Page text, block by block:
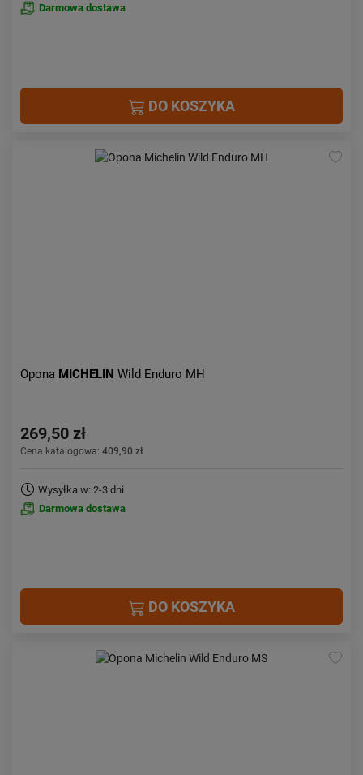
Darmowa dostawa
DO KOSZYKA
Opona MICHELIN Wild Enduro MH
269,50 zł
Cena katalogowa: 409,90 zł
Wysyłka w: 2-3 dni
Darmowa dostawa
DO KOSZYKA